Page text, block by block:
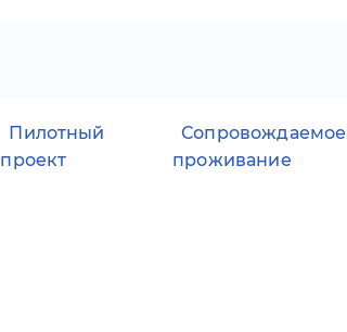
Пилотный
проект
Сопровождаемое
проживание